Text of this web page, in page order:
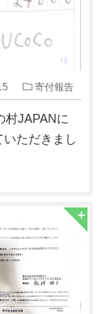
寄付報告
村JAPANに
ただきまし